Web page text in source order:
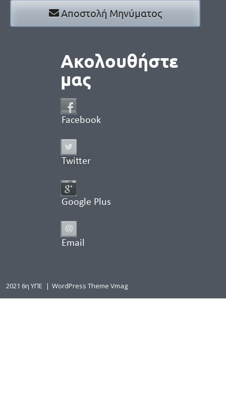
Αποστολή Μηνύματος
Ακολουθήστε
μας
Facebook
Twitter
Google Plus
Email
2021 6η ΥΠΕ | WordPress Theme Vmag